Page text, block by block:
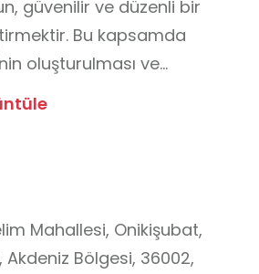
güvenilir ve düzenli bir
Bu kapsamda
oluşturulması ve
kurullarının teşekkülü,
getirir. Seçim süreçlerinin
Mahallesi, Onikişubat,
Bölgesi, 36002,